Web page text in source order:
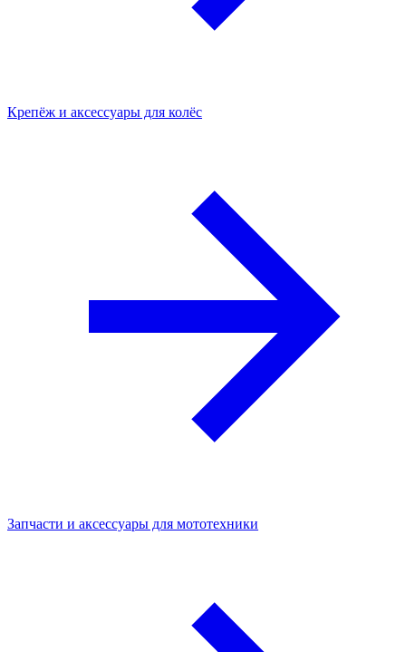
Крепёж и аксессуары для колёс
Запчасти и аксессуары для мототехники